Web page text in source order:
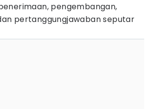
pengembangan,
pertanggungjawaban seputar